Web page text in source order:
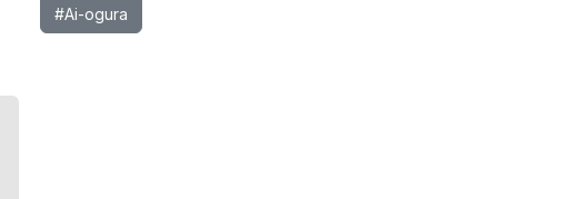
#Ai-ogura